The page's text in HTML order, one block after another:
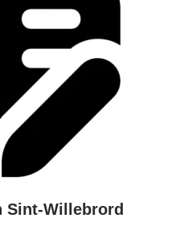
Sint-Willebrord